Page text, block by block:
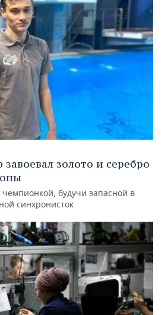
золото и серебро
чемпионкой, будучи запасной в
синхронисток